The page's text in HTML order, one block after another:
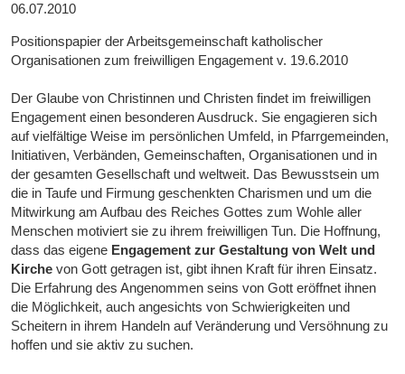
06.07.2010
Positionspapier der Arbeitsgemeinschaft katholischer
Organisationen zum freiwilligen Engagement v. 19.6.2010
Der Glaube von Christinnen und Christen findet im freiwilligen
Engagement einen besonderen Ausdruck. Sie engagieren sich
auf vielfältige Weise im persönlichen Umfeld, in Pfarrgemeinden,
Initiativen, Verbänden, Gemeinschaften, Organisationen und in
der gesamten Gesellschaft und weltweit. Das Bewusstsein um
die in Taufe und Firmung geschenkten Charismen und um die
Mitwirkung am Aufbau des Reiches Gottes zum Wohle aller
Menschen motiviert sie zu ihrem freiwilligen Tun. Die Hoffnung,
dass das eigene Engagement zur Gestaltung von Welt und
Kirchevon Gott getragen ist, gibt ihnen Kraft für ihren Einsatz.
Die Erfahrung des Angenommen seins von Gott eröffnet ihnen
die Möglichkeit, auch angesichts von Schwierigkeiten und
Scheitern in ihrem Handeln auf Veränderung und Versöhnung zu
hoffen und sie aktiv zu suchen.